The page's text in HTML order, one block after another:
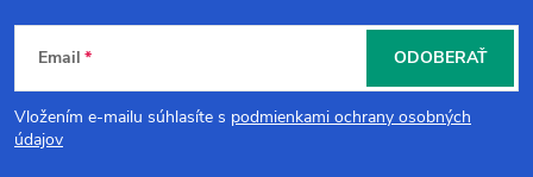
Z
á
p
Email
Vložením e-mailu súhlasíte s podmienkami ochrany osobných
údajov
ODOBERAŤ